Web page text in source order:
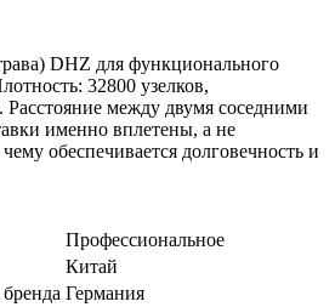
DHZ для функционального
32800 узелков,
между двумя соседними
именно вплетены, а не
обеспечивается долговечность и
Профессиональное
Китай
Германия